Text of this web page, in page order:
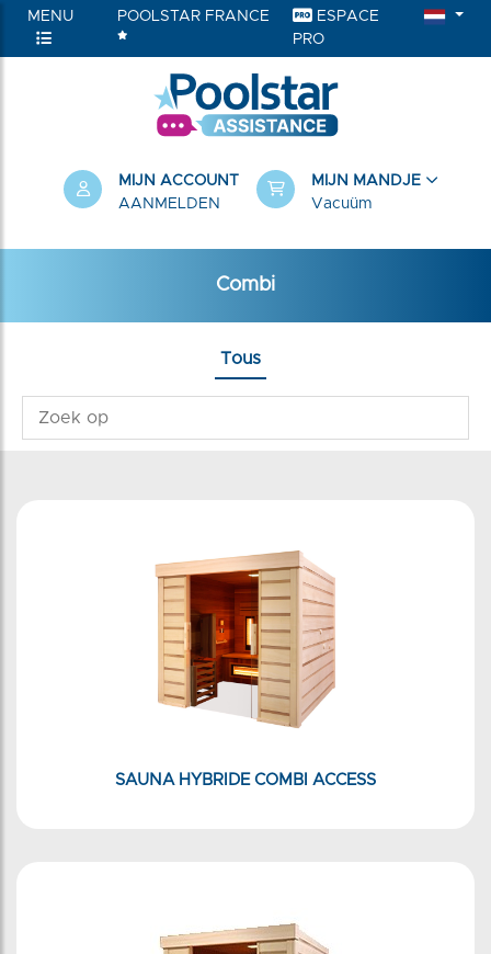
MENU POOLSTAR FRANCE
ESPACE
PRO
MIJN ACCOUNT
AANMELDEN
MIJN MANDJE
Vacuüm
Combi
Tous
SAUNA HYBRIDE COMBI ACCESS